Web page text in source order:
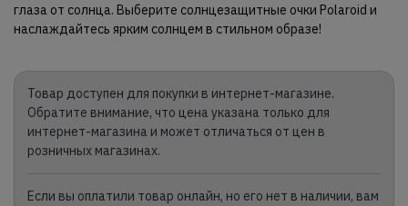
глаза от солнца. Выберите солнцезащитные очки Polaroid и
наслаждайтесь ярким солнцем в стильном образе!
Товар доступен для покупки в интернет-магазине.
Обратите внимание, что цена указана только для
интернет-магазина и может отличаться от цен в
розничных магазинах.
Если вы оплатили товар онлайн, но его нет в наличии, вам